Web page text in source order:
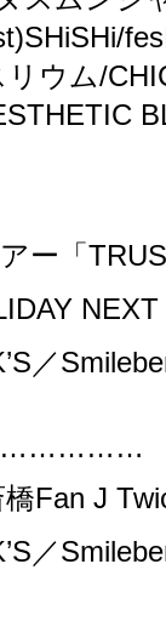
f
リウム/
ー「
／
Fan J
／